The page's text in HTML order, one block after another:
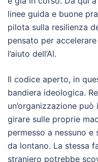
linee guida e buone
pilota sulla resilienza
pensato per
l’aiuto dell’AI.
Il codice aperto, in
bandiera ideologica.
un’organizzazione
girare sulle proprie
permesso a nessuno e
da lontano. La stessa
straniero potrebbe